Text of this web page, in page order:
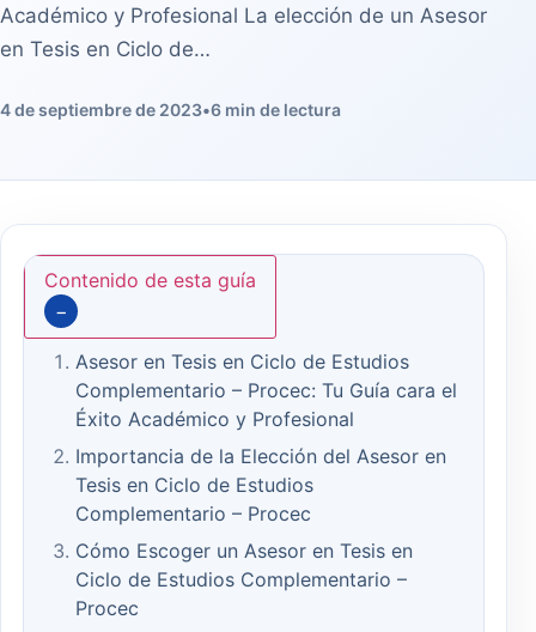
Académico y Profesional La elección de un Asesor
en Tesis en Ciclo de…
4 de septiembre de 2023•6 min de lectura
Contenido de esta guía
−
Asesor en Tesis en Ciclo de Estudios
Complementario – Procec: Tu Guía cara el
Éxito Académico y Profesional
Importancia de la Elección del Asesor en
Tesis en Ciclo de Estudios
Complementario – Procec
Cómo Escoger un Asesor en Tesis en
Ciclo de Estudios Complementario –
Procec